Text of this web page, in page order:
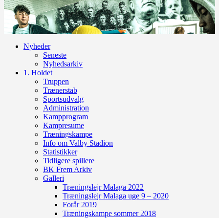
Nyheder
Seneste
Nyhedsarkiv
1. Holdet
Truppen
Trænerstab
Sportsudvalg
Administration
Kampprogram
Kampresume
Træningskampe
Info om Valby Stadion
Statistikker
Tidligere spillere
BK Frem Arkiv
Galleri
Træningslejr Malaga 2022
Træningslejr Malaga uge 9 – 2020
Forår 2019
Træningskampe sommer 2018